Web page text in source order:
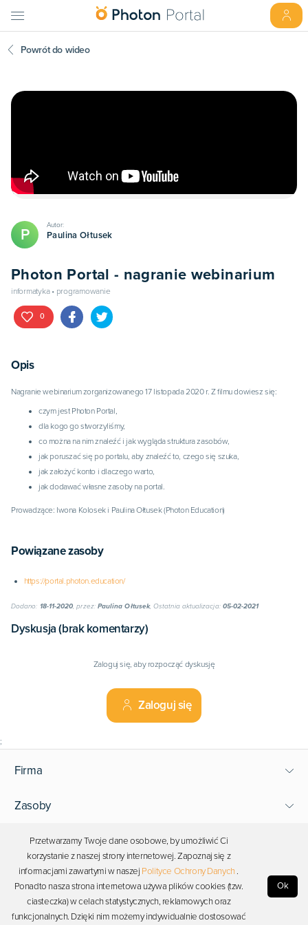
Powrót do wideo
P
Autor:
Paulina Ołtusek
Photon Portal - nagranie webinarium
informatyka • programowanie
0
Opis
Nagranie webinarium zorganizowanego 17 listopada 2020 r. Z filmu dowiesz się:
czym jest Photon Portal,
dla kogo go stworzyliśmy,
co można na nim znaleźć i jak wygląda struktura zasobów,
jak poruszać się po portalu, aby znaleźć to, czego się szuka,
jak założyć konto i dlaczego warto,
jak dodawać własne zasoby na portal.
Prowadzące: Iwona Kolosek i Paulina Ołtusek (Photon Education)
Powiązane zasoby
https://portal.photon.education/
Dodano: 18-11-2020, przez: Paulina Ołtusek, Ostatnia aktualizacja: 05-02-2021
Dyskusja (brak komentarzy)
Zaloguj się, aby rozpocząć dyskusję
Zaloguj się
;
Firma
Zasoby
Wsparcie
Bądź blisko Photona
Copyright © 2026 Photon. Wszelkie prawa zastrzeżone.
Przetwarzamy Twoje dane osobowe, by umożliwić Ci
korzystanie z naszej strony internetowej. Zapoznaj się z
informacjami zawartymi w naszej Polityce Ochrony Danych .
Ponadto nasza strona internetowa używa plików cookies (tzw.
ciasteczka) w celach statystycznych, reklamowych oraz
funkcjonalnych. Dzięki nim możemy indywidualnie dostosować
Ok